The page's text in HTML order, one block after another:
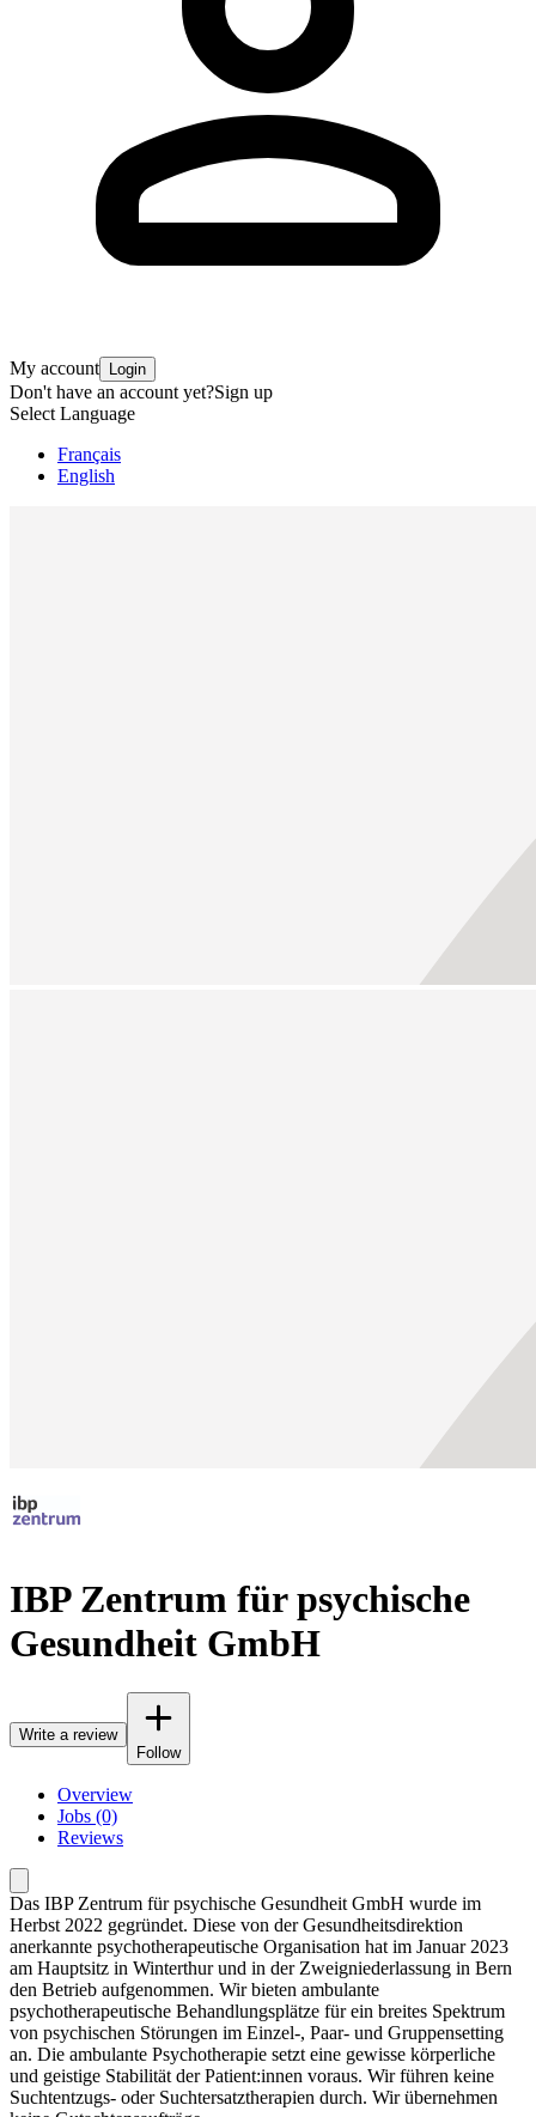
My account Login
Don't have an account yet?Sign up
Select Language
Français
English
IBP Zentrum für psychische
Gesundheit GmbH
Write a review
Follow
Overview
Jobs (0)
Reviews
Das IBP Zentrum für psychische Gesundheit GmbH wurde im
Herbst 2022 gegründet. Diese von der Gesundheitsdirektion
anerkannte psychotherapeutische Organisation hat im Januar 2023
am Hauptsitz in Winterthur und in der Zweigniederlassung in Bern
den Betrieb aufgenommen. Wir bieten ambulante
psychotherapeutische Behandlungsplätze für ein breites Spektrum
von psychischen Störungen im Einzel-, Paar- und Gruppensetting
an. Die ambulante Psychotherapie setzt eine gewisse körperliche
und geistige Stabilität der Patient:innen voraus. Wir führen keine
Suchtentzugs- oder Suchtersatztherapien durch. Wir übernehmen